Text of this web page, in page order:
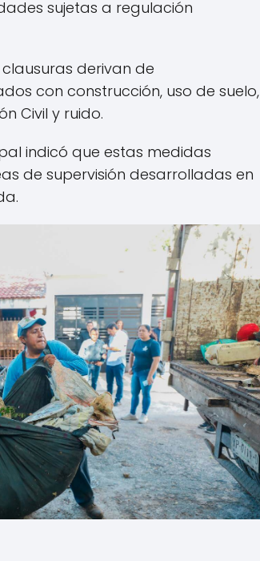
sujetas a regulación
derivan de
con construcción, uso de suelo,
Civil y ruido.
indicó que estas medidas
de supervisión desarrolladas en